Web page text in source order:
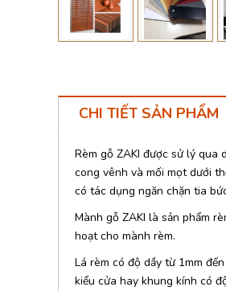
CHI TIẾT SẢN PHẨM
Rèm gỗ ZAKI được sử lý qua
cong vênh và mối mọt dưới
có tác dụng ngăn chặn tia
Mành gỗ ZAKI là sản phẩm
hoạt cho mành rèm.
Lá rèm có độ dầy từ 1mm
kiểu cửa hay khung kính có